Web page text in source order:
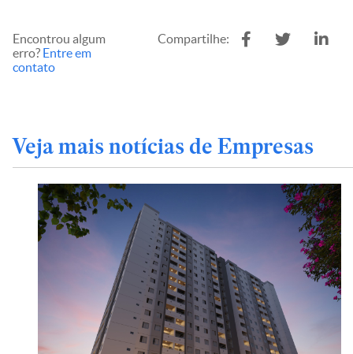
Encontrou algum
erro? Entre em
contato
Compartilhe:
Veja mais notícias de Empresas